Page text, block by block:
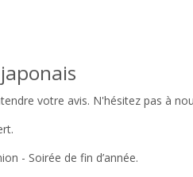
votre avis. N'hésitez pas à
- Soirée de fin d’année.